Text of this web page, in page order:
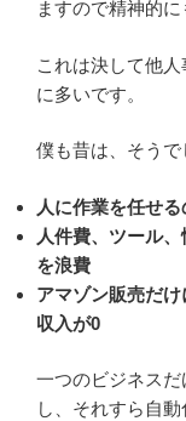
ますので精神的
これは決して他
に多いです。
僕も昔は、そうで
人に作業を任せ
人件費、ツール
を浪費
アマゾン販売だ
収入が0
一つのビジネス
し、それすら自